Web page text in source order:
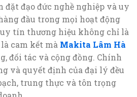
đặt đạo đức nghề nghiệp và uy
đầu trong mọi hoạt động
tín thương hiệu không chỉ là
cam kết mà Makita Lâm Hà
đối tác và cộng đồng. Chính
và quyết định của đại lý đều
trung thực và tôn trọng